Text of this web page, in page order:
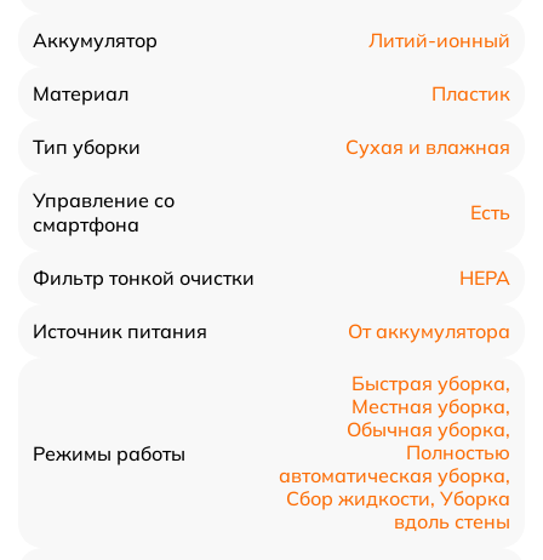
Аккумулятор Литий-ионный
Материал Пластик
Тип уборки Сухая и влажная
Управление со
смартфона
Есть
Фильтр тонкой очистки HEPA
Источник питания От аккумулятора
Режимы работы
Быстрая уборка,
Местная уборка,
Обычная уборка,
Полностью
автоматическая уборка,
Сбор жидкости, Уборка
вдоль стены